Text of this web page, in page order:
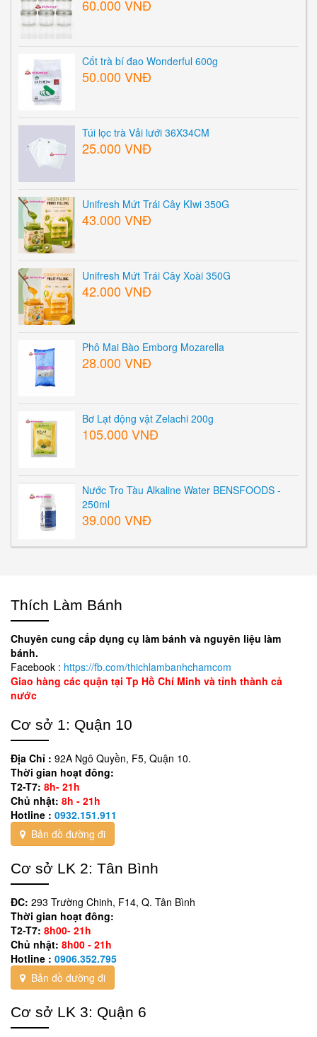
60.000 VNĐ
Cốt trà bí đao Wonderful 600g
50.000 VNĐ
Túi lọc trà Vải lưới 36X34CM
25.000 VNĐ
Unifresh Mứt Trái Cây KIwi 350G
43.000 VNĐ
Unifresh Mứt Trái Cây Xoài 350G
42.000 VNĐ
Phô Mai Bào Emborg Mozarella
28.000 VNĐ
Bơ Lạt động vật Zelachi 200g
105.000 VNĐ
Nước Tro Tàu Alkaline Water BENSFOODS -
250ml
39.000 VNĐ
Thích Làm Bánh
Chuyên cung cấp dụng cụ làm bánh và nguyên liệu làm
bánh.
Facebook : https://fb.com/thichlambanhchamcom
Giao hàng các quận tại Tp Hồ Chí Minh và tỉnh thành cả
nước
Cơ sở 1: Quận 10
Địa Chỉ : 92A Ngô Quyền, F5, Quận 10.
Thời gian hoạt đông:
T2-T7: 8h- 21h
Chủ nhật: 8h - 21h
Hotline : 0932.151.911
Bản đồ đường đi
Cơ sở LK 2: Tân Bình
ĐC: 293 Trường Chinh, F14, Q. Tân Bình
Thời gian hoạt đông:
T2-T7: 8h00- 21h
Chủ nhật: 8h00 - 21h
Hotline : 0906.352.795
Bản đồ đường đi
Cơ sở LK 3: Quận 6